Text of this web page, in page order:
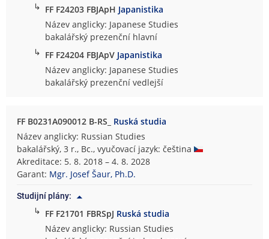
↳ FF F24203 FBJApH Japanistika
Název anglicky: Japanese Studies
bakalářský prezenční hlavní
↳ FF F24204 FBJApV Japanistika
Název anglicky: Japanese Studies
bakalářský prezenční vedlejší
FF B0231A090012 B-RS_ Ruská studia
Název anglicky: Russian Studies
bakalářský, 3 r., Bc., vyučovací jazyk: čeština
Akreditace: 5. 8. 2018 – 4. 8. 2028
Garant: Mgr. Josef Šaur, Ph.D.
Studijní plány:
↳ FF F21701 FBRSpJ Ruská studia
Název anglicky: Russian Studies